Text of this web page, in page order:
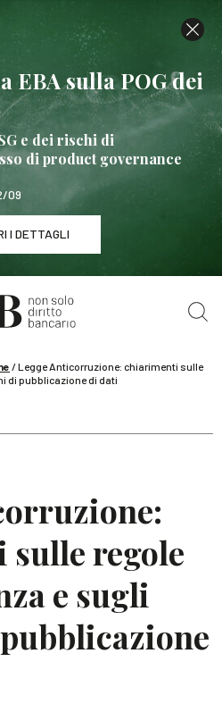
EBA sulla POG dei
e dei rischi di
di product governance
09
I DETTAGLI
settembre
sulla POG dei prodotti
/Legge Anticorruzione: chiarimenti sulle
di pubblicazione di dati
regole
e sugli